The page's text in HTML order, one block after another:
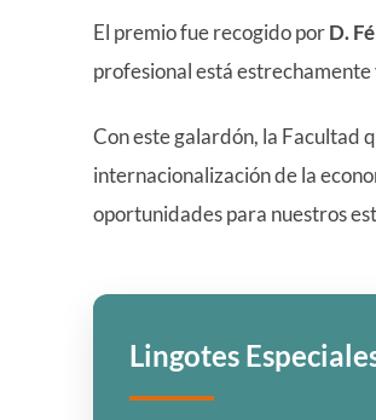
El premio fue recogido porD.
profesional está
Con este galardón, la Facultad
internacionalización de la
oportunidades para nuestros
Lingotes